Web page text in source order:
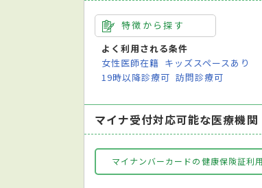
特徴から探す
よく利用される条件
女性医師在籍 キッズスペースあり
19時以降診療可 訪問診療可
マイナ受付対応可能な医療機関
マイナンバーカードの健康保険証利